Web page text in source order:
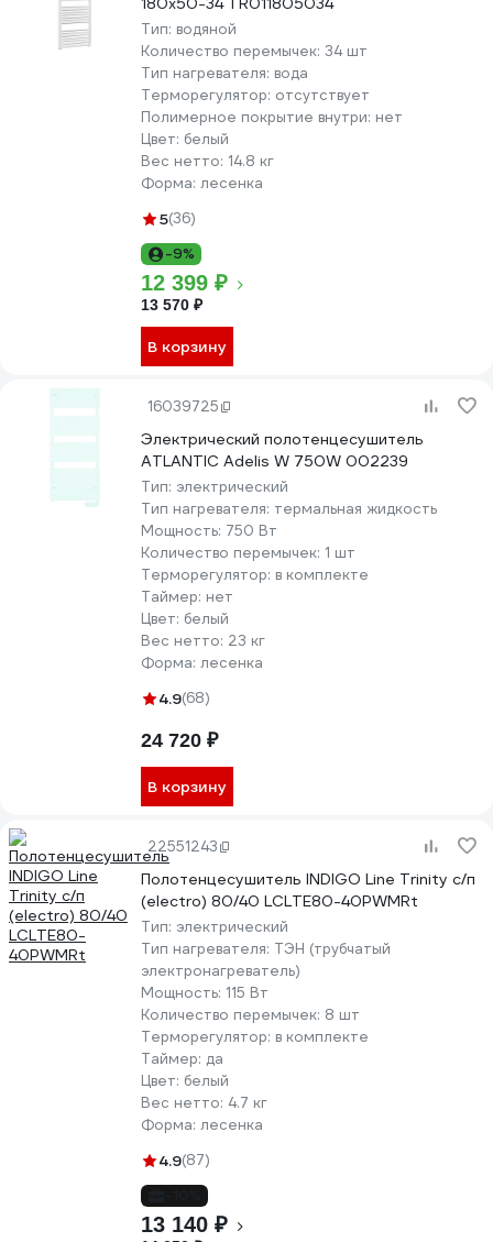
Тип: водяной
Количество перемычек: 34 шт
Тип нагревателя: вода
Терморегулятор: отсутствует
Полимерное покрытие внутри: нет
Цвет: белый
Вес нетто: 14.8 кг
Форма: лесенка
5(36)
-9%
12 399 ₽
13 570 ₽
В корзину
16039725
Электрический полотенцесушитель
ATLANTIC Adelis W 750W 002239
Тип: электрический
Тип нагревателя: термальная жидкость
Мощность: 750 Вт
Количество перемычек: 1 шт
Терморегулятор: в комплекте
Таймер: нет
Цвет: белый
Вес нетто: 23 кг
Форма: лесенка
4.9(68)
24 720 ₽
В корзину
22551243
Полотенцесушитель INDIGO Line Trinity с/п
(electro) 80/40 LСLTE80-40PWMRt
Тип: электрический
Тип нагревателя: ТЭН (трубчатый
электронагреватель)
Мощность: 115 Вт
Количество перемычек: 8 шт
Терморегулятор: в комплекте
Таймер: да
Цвет: белый
Вес нетто: 4.7 кг
Форма: лесенка
4.9(87)
13 140 ₽